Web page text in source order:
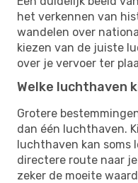
het verkennen van
wandelen over
kiezen van de juiste
over je vervoer ter
Welke luchthaven
Grotere
dan één luchthaven.
luchthaven kan soms
directere route naar
zeker de moeite